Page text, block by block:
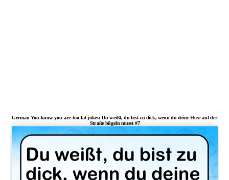
German You-know-you-are-too-fat jokes: Du weißt, du bist zu dick, wenn du deine Hose auf der
Straße bügeln musst #7